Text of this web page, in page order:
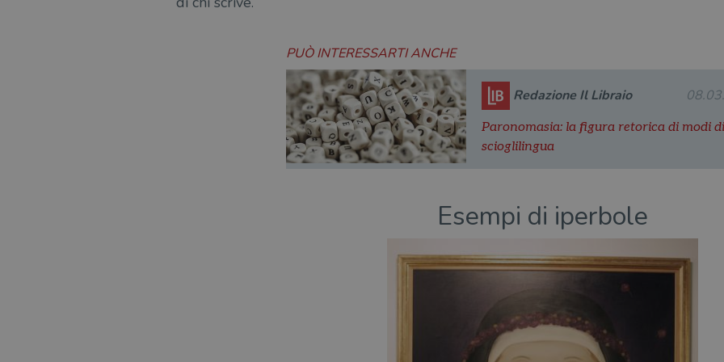
PUÒ INTERESSARTI ANCHE
Redazione Il Libraio
Paronomasia: la figura retorica di modi
scioglilingua
Esempi di iperbole